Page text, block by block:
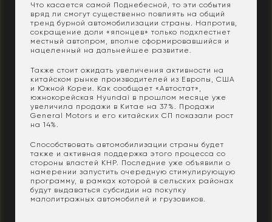
Что касается самой Поднебесной, то эти события
вряд ли смогут существенно повлиять на общий
тренд бурной автомобилизации страны. Напротив,
сокращение доли «японцев» только подхлестнет
местный автопром, вполне сформировавшийся и
нацеленный на дальнейшее развитие.
Также стоит ожидать увеличения активности на
китайском рынке производителей из Европы, США
и Южной Кореи. Как сообщает «Автостат»,
южнокорейская Hyundai в прошлом месяце уже
увеличила продажи в Китае на 37%. Продажи
General Motors и его китайских СП показали рост
на 14%.
Способствовать автомобилизации страны будет
также и активная поддержка этого процесса со
стороны властей КНР. Последние уже объявили о
намерении запустить очередную стимулирующую
программу, в рамках которой в сельских районах
будут выдаваться субсидии на покупку
малолитражных автомобилей и грузовиков.